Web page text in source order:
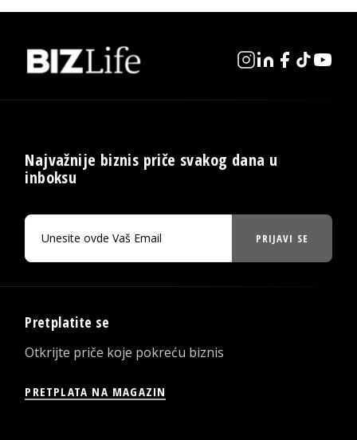
Najvažnije biznis priče svakog dana u
inboksu
PRIJAVI SE
Pretplatite se
Otkrijte priče koje pokreću biznis
PRETPLATA NA MAGAZIN